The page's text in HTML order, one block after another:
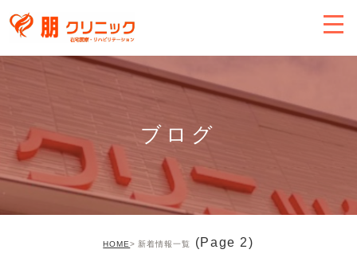
ブログ
HOME 新着情報一覧 (Page 2)